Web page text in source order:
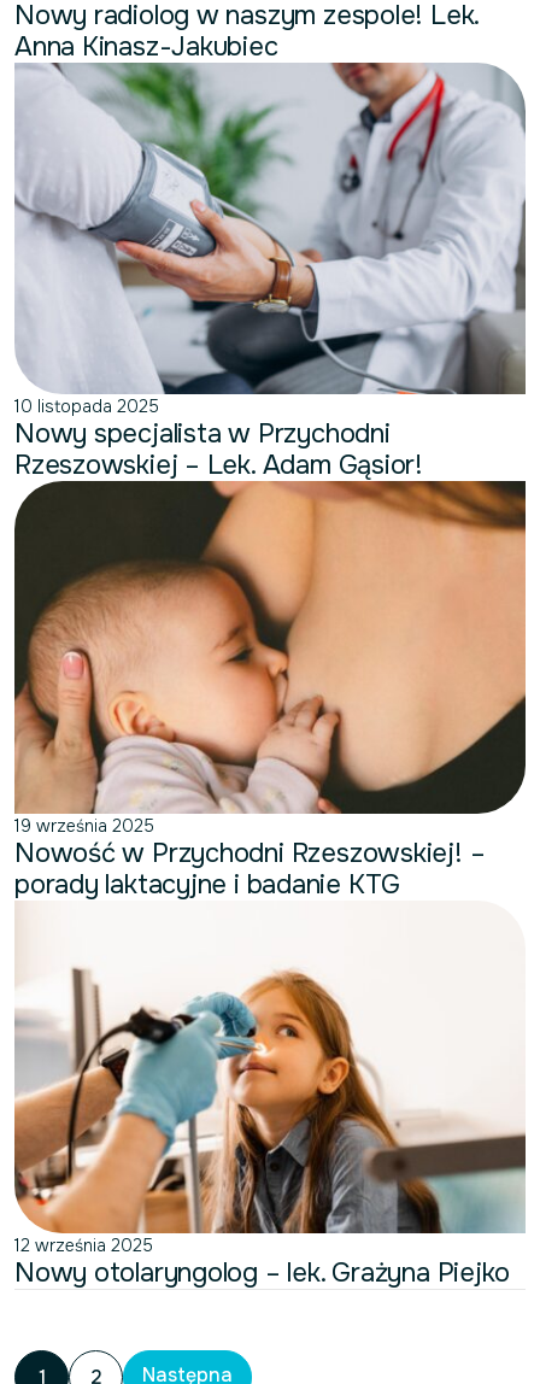
Nowy radiolog w naszym zespole! Lek.
Anna Kinasz-Jakubiec
10 listopada 2025
Nowy specjalista w Przychodni
Rzeszowskiej – Lek. Adam Gąsior!
19 września 2025
Nowość w Przychodni Rzeszowskiej! –
porady laktacyjne i badanie KTG
12 września 2025
Nowy otolaryngolog – lek. Grażyna Piejko
1 2 Następna